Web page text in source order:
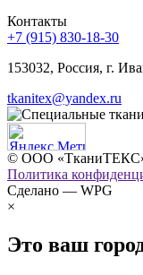
Контакты
+7 (915) 830-18-30
153032, Россия, г.
tkanitex@yandex.ru
© ООО
Политика
Сделано — WPG
×
Это ваш